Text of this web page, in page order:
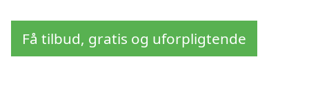
Få tilbud, gratis og uforpligtende